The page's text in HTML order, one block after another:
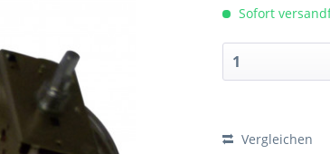
Sofort
Vergleichen